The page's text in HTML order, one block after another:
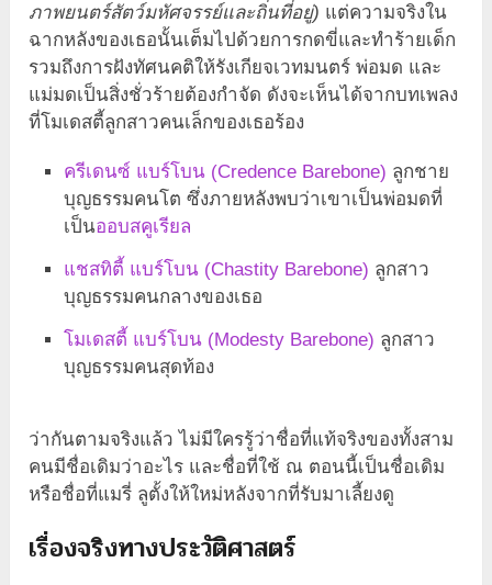
ภาพยนตร์สัตว์มหัศจรรย์และถิ่นที่อยู่) แต่ความจริงใน
ฉากหลังของเธอนั้นเต็มไปด้วยการกดขี่และทำร้ายเด็ก
รวมถึงการฝังทัศนคติให้รังเกียจเวทมนตร์ พ่อมด และ
แม่มดเป็นสิ่งชั่วร้ายต้องกำจัด ดังจะเห็นได้จากบทเพลง
ที่โมเดสตี้ลูกสาวคนเล็กของเธอร้อง
ครีเดนซ์ แบร์โบน (Credence Barebone) ลูกชาย
บุญธรรมคนโต ซึ่งภายหลังพบว่าเขาเป็นพ่อมดที่
เป็นออบสคูเรียล
แชสทิตี้ แบร์โบน (Chastity Barebone) ลูกสาว
บุญธรรมคนกลางของเธอ
โมเดสตี้ แบร์โบน (Modesty Barebone) ลูกสาว
บุญธรรมคนสุดท้อง
ว่ากันตามจริงแล้ว ไม่มีใครรู้ว่าชื่อที่แท้จริงของทั้งสาม
คนมีชื่อเดิมว่าอะไร และชื่อที่ใช้ ณ ตอนนี้เป็นชื่อเดิม
หรือชื่อที่แมรี่ ลูตั้งให้ใหม่หลังจากที่รับมาเลี้ยงดู
เรื่องจริงทางประวัติศาสตร์